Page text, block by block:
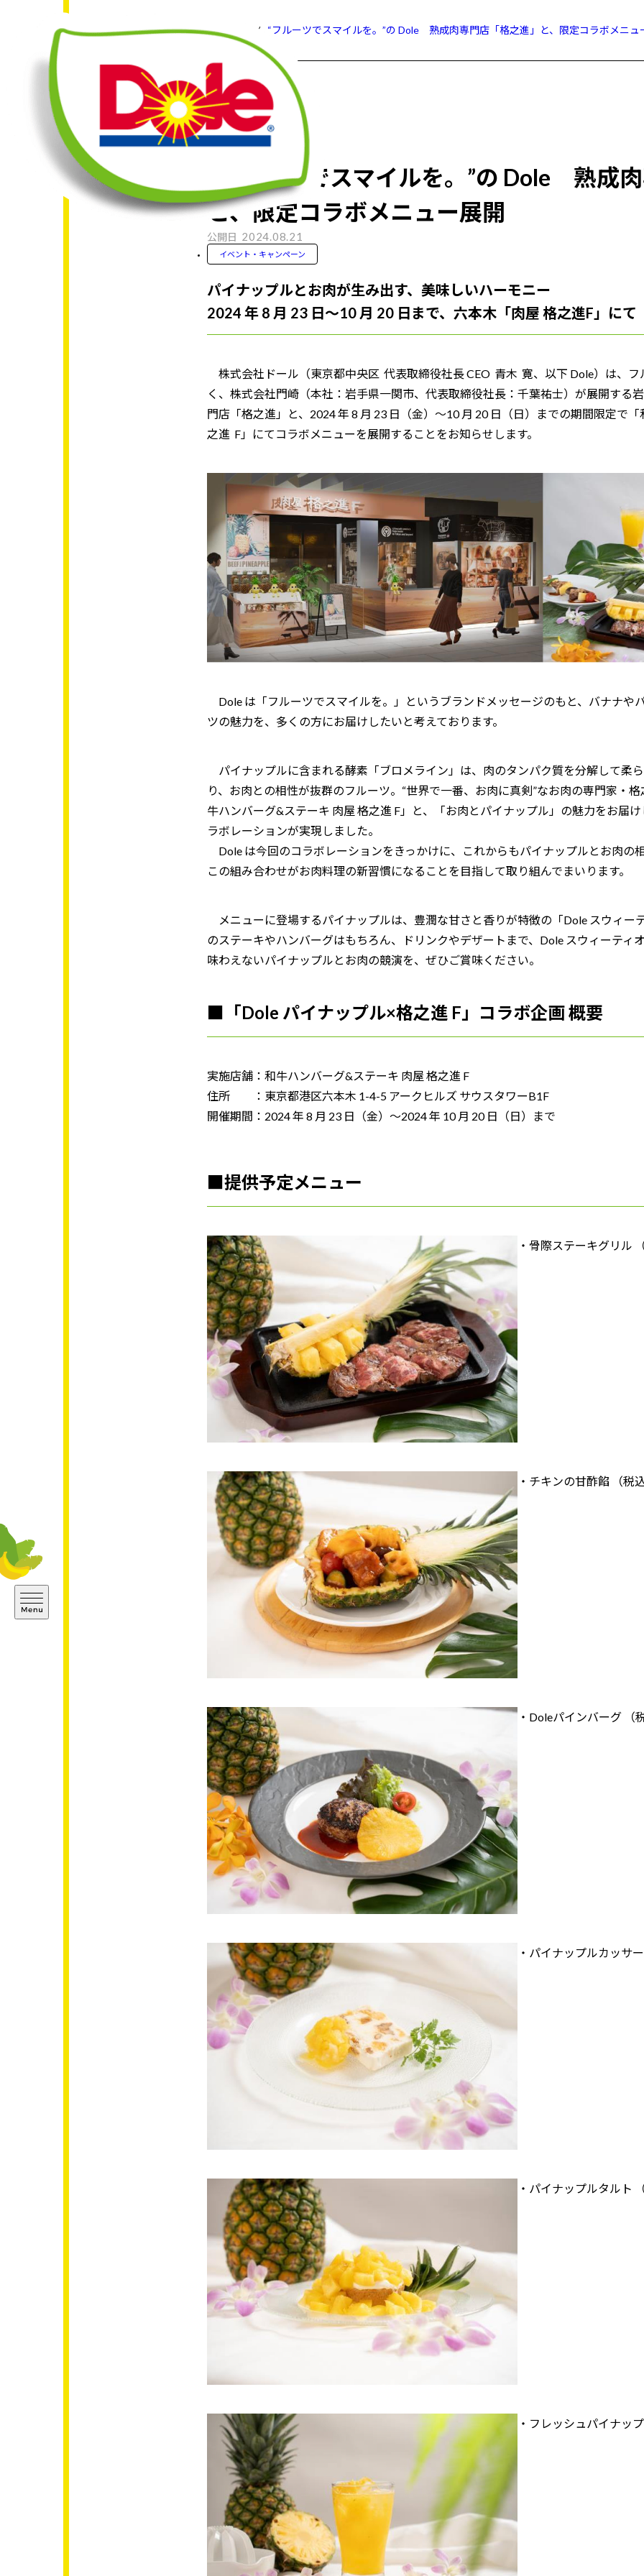
HOME ニュースリリース “フルーツでスマイルを。”の Dole 熟成肉専門店「格之進」と、限定コラボメニュ
“フルーツでスマイルを。”の Dole 熟成
と、限定コラボメニュー展開
公開日 2024.08.21
イベント・キャンペーン
パイナップルとお肉が生み出す、美味しいハーモニー
2024 年 8 月 23 日～10 月 20 日まで、六本木「肉屋 格之進F」にて
株式会社ドール（東京都中央区 代表取締役社長 CEO 青木 寛、以下 Dole）は、フ
く、株式会社門崎（本社：岩手県一関市、代表取締役社長：千葉祐士）が展開する
門店「格之進」と、2024 年 8 月 23 日（金）～10 月 20 日（日）までの期間限定で
之進 F」にてコラボメニューを展開することをお知らせします。
Dole は「フルーツでスマイルを。」というブランドメッセージのもと、バナナや
ツの魅力を、多くの方にお届けしたいと考えております。
パイナップルに含まれる酵素「ブロメライン」は、肉のタンパク質を分解して柔
り、お肉との相性が抜群のフルーツ。“世界で一番、お肉に真剣”なお肉の専門家・
牛ハンバーグ&ステーキ 肉屋 格之進 F」と、「お肉とパイナップル」の魅力をお届
ラボレーションが実現しました。
Dole は今回のコラボレーションをきっかけに、これからもパイナップルとお肉の
この組み合わせがお肉料理の新習慣になることを目指して取り組んでまいります。
メニューに登場するパイナップルは、豊潤な甘さと香りが特徴の「Dole スウィー
のステーキやハンバーグはもちろん、ドリンクやデザートまで、Dole スウィーティ
味わえないパイナップルとお肉の競演を、ぜひご賞味ください。
■「Dole パイナップル×格之進 F」コラボ企画 概要
実施店舗：和牛ハンバーグ&ステーキ 肉屋 格之進 F
住所 ：東京都港区六本木 1-4-5 アークヒルズ サウスタワーB1F
開催期間：2024 年 8 月 23 日（金）～2024 年 10 月 20 日（日）まで
■提供予定メニュー
・骨際ステーキグリル
・チキンの甘酢餡 （税
・Doleパインバーグ （
・パイナップルカッサ
・パイナップルタルト
・フレッシュパイナッ